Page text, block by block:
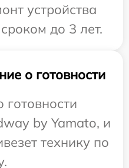
устройства
до 3 лет.
о готовности
by Yamato, и
технику по